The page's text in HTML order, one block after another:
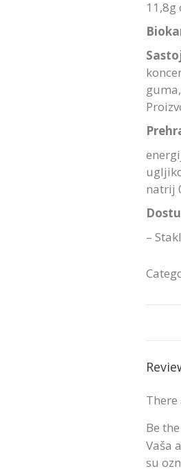
11,8g
natrij
–
There
Be
Vaša
su